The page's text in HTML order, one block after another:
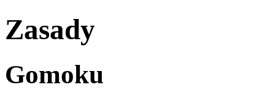
Zasady
Gomoku